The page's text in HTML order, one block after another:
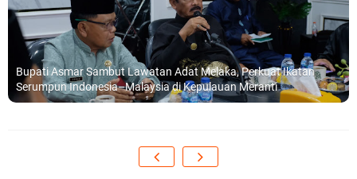
Bupati Asmar Sambut Lawatan Adat Melaka, Perkuat Ikatan
Serumpun Indonesia–Malaysia di Kepulauan Meranti